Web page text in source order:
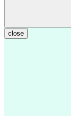
close